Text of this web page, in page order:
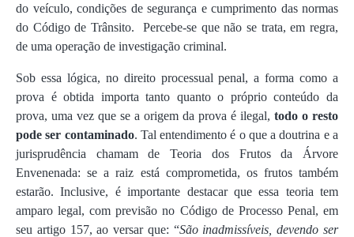
do veículo, condições de segurança e cumprimento das normas
do Código de Trânsito. Percebe-se que não se trata, em regra,
de uma operação de investigação criminal.
Sob essa lógica, no direito processual penal, a forma como a
prova é obtida importa tanto quanto o próprio conteúdo da
prova, uma vez que se a origem da prova é ilegal, todo o resto
pode ser contaminado. Tal entendimento é o que a doutrina e a
jurisprudência chamam de Teoria dos Frutos da Árvore
Envenenada: se a raiz está comprometida, os frutos também
estarão. Inclusive, é importante destacar que essa teoria tem
amparo legal, com previsão no Código de Processo Penal, em
seu artigo 157, ao versar que: “São inadmissíveis, devendo ser